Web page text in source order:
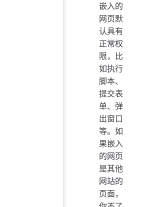
嵌入的
网页默
认具有
正常权
限，比
如执行
脚本、
提交表
单、弹
出窗口
等。如
果嵌入
的网页
是其他
网站的
页面，